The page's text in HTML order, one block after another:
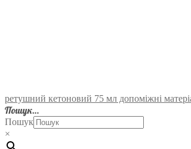
ретушний кетоновий 75 мл допоміжні
Пошук…
Пошук
×